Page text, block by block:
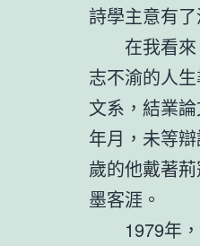
詩學主意有
在我看
志不渝的人
文系，結業
年月，未等
歲的他戴著
墨客涯。
1979年